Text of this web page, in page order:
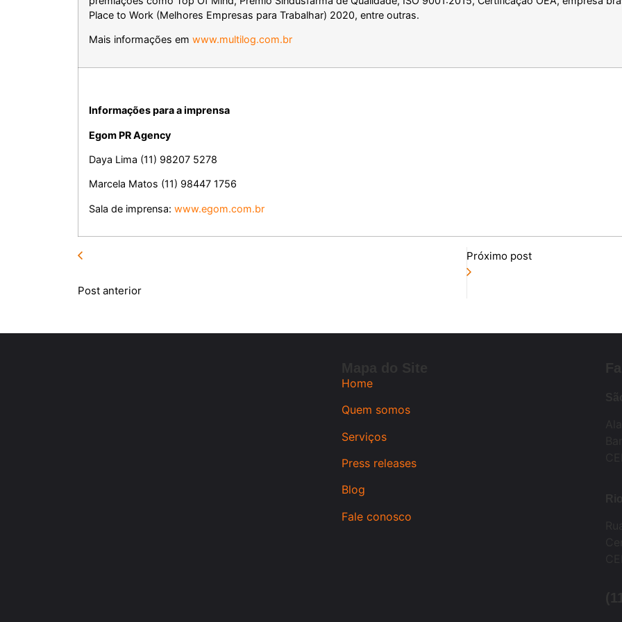
Place to Work (Melhores Empresas para Trabalhar) 2020, entre outras.
Mais informações em www.multilog.com.br
Informações para a imprensa
Egom PR Agency
Daya Lima (11) 98207 5278
Marcela Matos (11) 98447 1756
Sala de imprensa: www.egom.com.br
Post anterior
Próximo post
Home
Quem somos
Serviços
Press releases
Blog
Fale conosco